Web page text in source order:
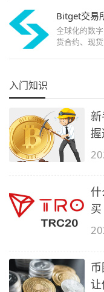
Bitget交易
全球化的数
货合约、现货
入门知识
买